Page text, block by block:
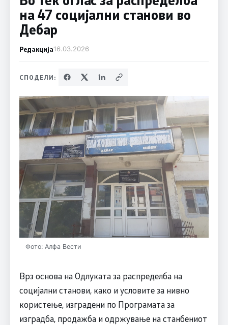
на 47 социјални станови во
Дебар
Редакција16.03.2026
СПОДЕЛИ:
Фото: Алфа Вести
Врз основа на Одлуката за распределба на
социјални станови, како и условите за нивно
користење, изградени по Програмата за
изградба, продажба и одржување на станбениот